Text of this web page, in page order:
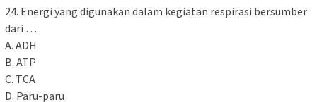
24. Energi yang digunakan dalam kegiatan respirasi bersumber
dari …
A. ADH
B. ATP
C. TCA
D. Paru-paru